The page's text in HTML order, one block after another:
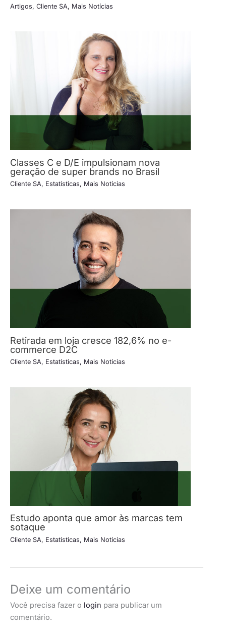
Artigos, Cliente SA, Mais Notícias
Classes C e D/E impulsionam nova
geração de super brands no Brasil
Cliente SA, Estatísticas, Mais Notícias
Retirada em loja cresce 182,6% no e-
commerce D2C
Cliente SA, Estatísticas, Mais Notícias
Estudo aponta que amor às marcas tem
sotaque
Cliente SA, Estatísticas, Mais Notícias
Deixe um comentário
Você precisa fazer o login para publicar um
comentário.